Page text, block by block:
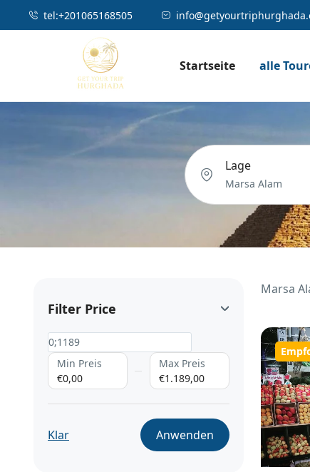
tel:⁦⁦+201065168505
Startseite alle
Lage
Filter Price
Min Preis
€0,00
Max Preis
€1.189,00
Klar Anwenden
Marsa